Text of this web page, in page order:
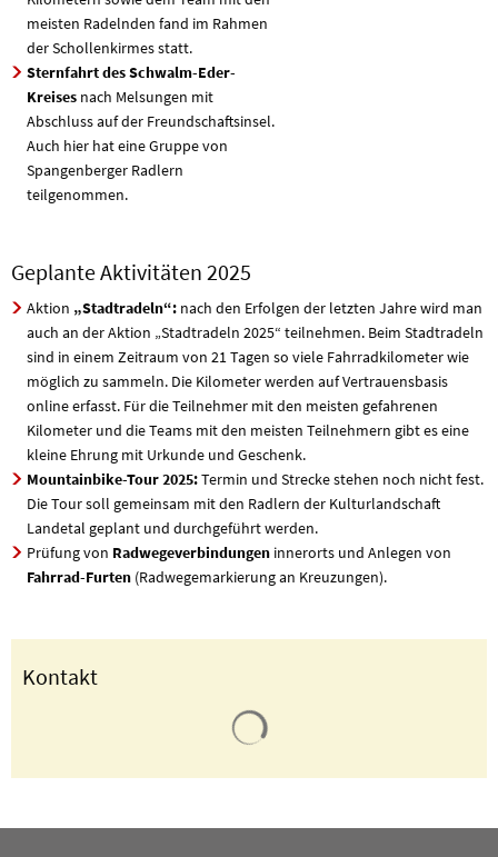
meisten Radelnden fand im Rahmen
der Schollenkirmes statt.
Sternfahrt des Schwalm-Eder-
Kreises nach Melsungen mit
Abschluss auf der Freundschaftsinsel.
Auch hier hat eine Gruppe von
Spangenberger Radlern
teilgenommen.
Geplante Aktivitäten 2025
Aktion „Stadtradeln“:nach den Erfolgen der letzten Jahre wird man
auch an der Aktion „Stadtradeln 2025“ teilnehmen. Beim Stadtradeln
sind in einem Zeitraum von 21 Tagen so viele Fahrradkilometer wie
möglich zu sammeln. Die Kilometer werden auf Vertrauensbasis
online erfasst. Für die Teilnehmer mit den meisten gefahrenen
Kilometer und die Teams mit den meisten Teilnehmern gibt es eine
kleine Ehrung mit Urkunde und Geschenk.
Mountainbike-Tour 2025:Termin und Strecke stehen noch nicht fest.
Die Tour soll gemeinsam mit den Radlern der Kulturlandschaft
Landetal geplant und durchgeführt werden.
Prüfung von Radwegeverbindungen innerorts und Anlegen von
Fahrrad-Furten (Radwegemarkierung an Kreuzungen).
Kontakt